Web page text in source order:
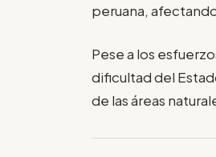
peruana,
Pese a los
dificultad del
de las áreas